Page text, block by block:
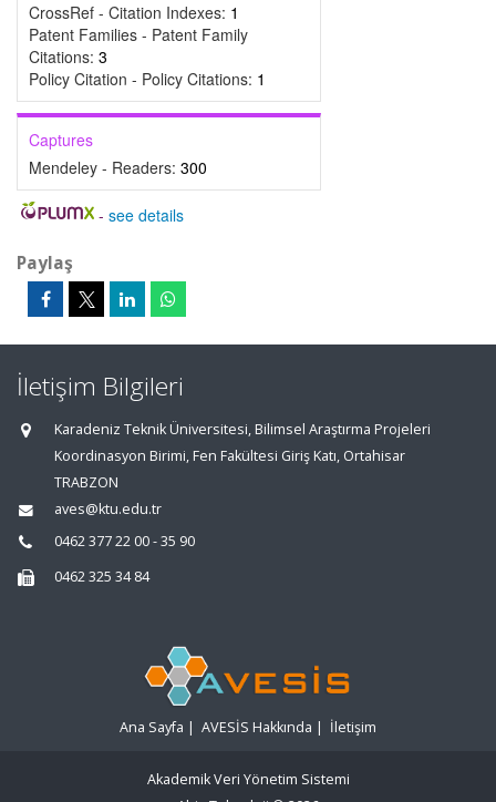
CrossRef - Citation Indexes: 1
Patent Families - Patent Family
Citations: 3
Policy Citation - Policy Citations: 1
Captures
Mendeley - Readers: 300
- see details
Paylaş
İletişim Bilgileri
Karadeniz Teknik Üniversitesi, Bilimsel Araştırma Projeleri
Koordinasyon Birimi, Fen Fakültesi Giriş Katı, Ortahisar
TRABZON
aves@ktu.edu.tr
0462 377 22 00 - 35 90
0462 325 34 84
Ana Sayfa | AVESİS Hakkında | İletişim
Akademik Veri Yönetim Sistemi